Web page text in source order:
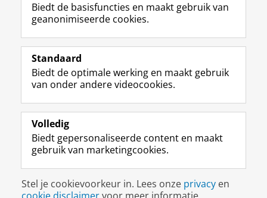
Volg de RUG
F
a
e
b
o
p
a
i
n
a
L
i
k
e
I
-
p
g
i
n
R
S
-
f
e
R
k
s
u
I
n
t
r
m
c
c
o
Y
o
T
e
k
a
a
Studiekiezers
Alumni
Over ons
Disclaimer & Copyright
Inloggen
Biedt de basisfuncties en maakt gebruik van
geanonimiseerde cookies.
Standaard
Biedt de optimale werking en maakt gebruik
van onder andere videocookies.
Volledig
Biedt gepersonaliseerde content en maakt
gebruik van marketingcookies.
Stel je cookievoorkeur in. Lees onze privacy en